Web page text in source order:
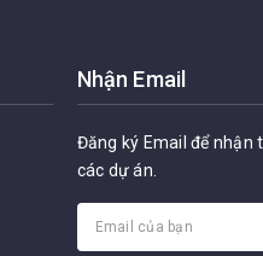
Nhận Email
Đăng ký Email để nhận
các dự án.